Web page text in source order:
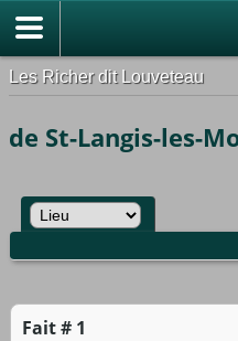
Les Richer dit Louveteau
de St-Langis-les-
Fait # 1